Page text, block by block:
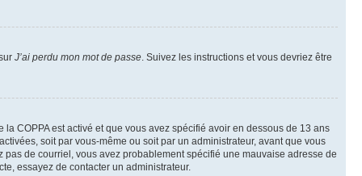
J’ai perdu mon mot de passe . Suivez les instructions et vous devriez être
COPPA est activé et que vous avez spécifié avoir en dessous de 13 ans
soit par vous-même ou soit par un administrateur, avant que vous
de courriel, vous avez probablement spécifié une mauvaise adresse de
essayez de contacter un administrateur.